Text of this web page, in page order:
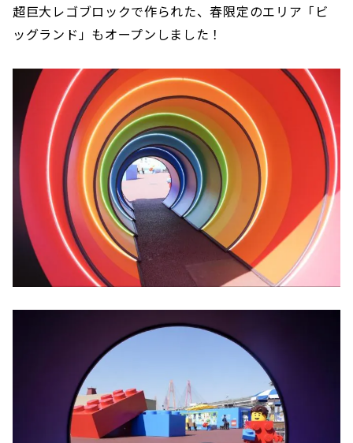
超巨大レゴブロックで作られた、春限定のエリア「ビ
ッグランド」もオープンしました！